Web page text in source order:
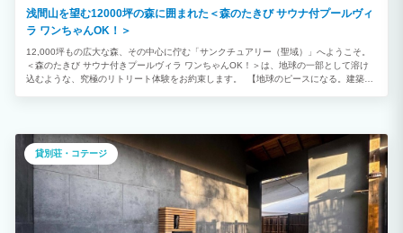
浅間山を望む12000坪の森に囲まれた＜森のたきび サウナ付プールヴィ
ラ ワンちゃんOK！＞
12,000坪もの広大な森、その中心に佇む「サンクチュアリー（聖域）」へようこそ。
＜森のたきび サウナ付きプールヴィラ ワンちゃんOK！＞は、地球の一部として溶け
込むような、究極のリトリート体験をお約束します。 【地球のピースになる。建築の
は、人間が足を踏み入れることのない禁足地「ビオトープ」と、雄大な浅間山の借景で
す。 【五感を研ぎ澄ます、室内プールと遠赤外線サウナ】 ヴィラ内には、6メートル
の広々としたプライベートプールと、身体への負担が少ない遠赤外線サウナを完備。サ
ウナで芯から温まった後は、嬬恋村の清らかな冷水風呂でリフレッシュ。イタリア製タ
イルが彩るモダンな室内には、フォトジェニックな赤い暖炉やバーカウンターも備え、
遊び心を忘れない大人のための社交場を演出しています。 【愛犬と共に見上げる、開
閉式屋根の星空デッキ】 2階には、天候に合わせて自在に開閉できる屋根付きデッキを
ご用意しました。日差しを遮りながら愛犬と微睡み、夜には屋根を開け放って天然のプ
貸別荘・コテージ